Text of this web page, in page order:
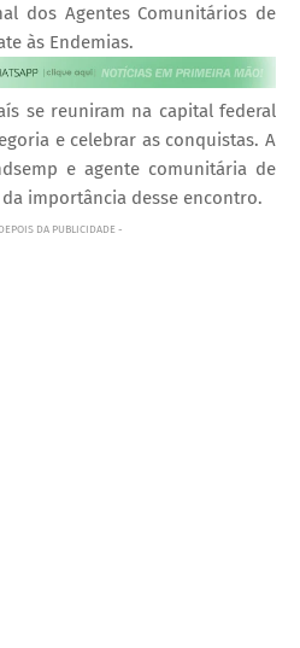
dos Agentes Comunitários de
às Endemias.
se reuniram na capital federal
e celebrar as conquistas. A
e agente comunitária de
importância desse encontro.
DA PUBLICIDADE -